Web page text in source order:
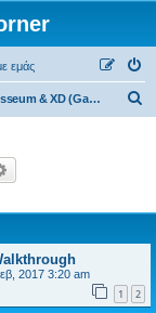
εμάς
Colosseum & XD (Gamecube)
η
2017 3:20 am
1 2